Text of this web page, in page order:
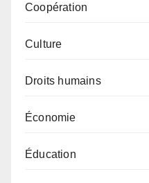
Coopération
Culture
Droits humains
Économie
Éducation